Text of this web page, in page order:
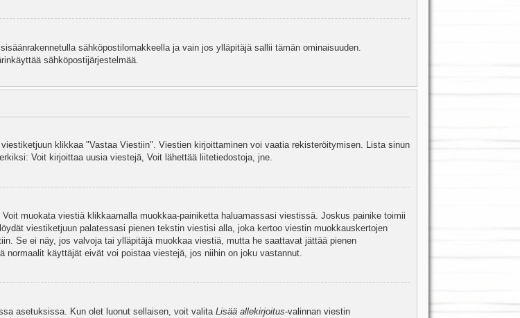
sähköpostilomakkeella ja vain jos ylläpitäjä sallii tämän ominaisuuden.
sähköpostijärjestelmää.
klikkaa "Vastaa Viestiin". Viestien kirjoittaminen voi vaatia rekisteröitymisen. Lista sinun
Voit kirjoittaa uusia viestejä, Voit lähettää liitetiedostoja, jne.
muokata viestiä klikkaamalla muokkaa-painiketta haluamassasi viestissä. Joskus painike toimii
viestiketjuun palatessasi pienen tekstin viestisi alla, joka kertoo viestin muokkauskertojen
Se ei näy, jos valvoja tai ylläpitäjä muokkaa viestiä, mutta he saattavat jättää pienen
käyttäjät eivät voi poistaa viestejä, jos niihin on joku vastannut.
asetuksissa. Kun olet luonut sellaisen, voit valita Lisää allekirjoitus-valinnan viestin